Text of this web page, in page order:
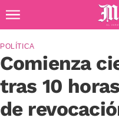
Diario de Morelos
Comienza
tras 10
de
POLÍTICA